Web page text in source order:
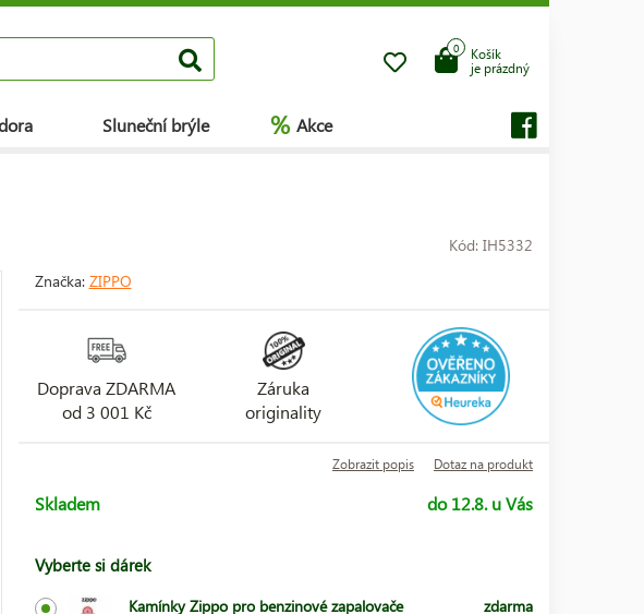
Košík
je prázdný
0
Sluneční brýle % Akce
Kód: IH5332
Značka: ZIPPO
Doprava ZDARMA
od 3 001 Kč
Záruka
originality
Zobrazit popis Dotaz na produkt
Skladem do 12.8. u Vás
Vyberte si dárek
Kamínky Zippo pro benzinové zapalovače
zdarma